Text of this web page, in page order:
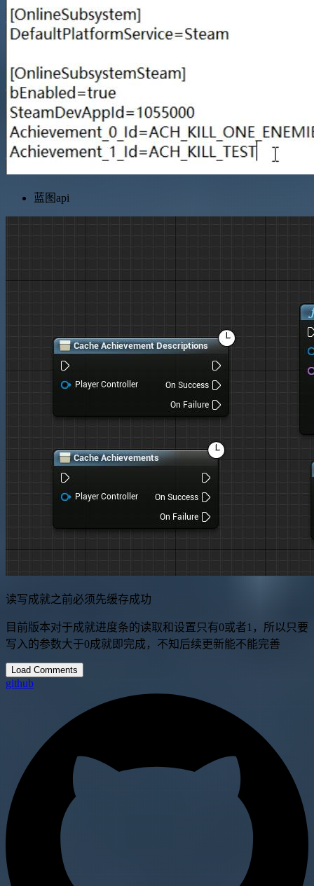
蓝图api
读写成就之前必须先缓存成功
目前版本对于成就进度条的读取和设置只有0或者1，所以只要
写入的参数大于0成就即完成，不知后续更新能不能完善
Load Comments
github